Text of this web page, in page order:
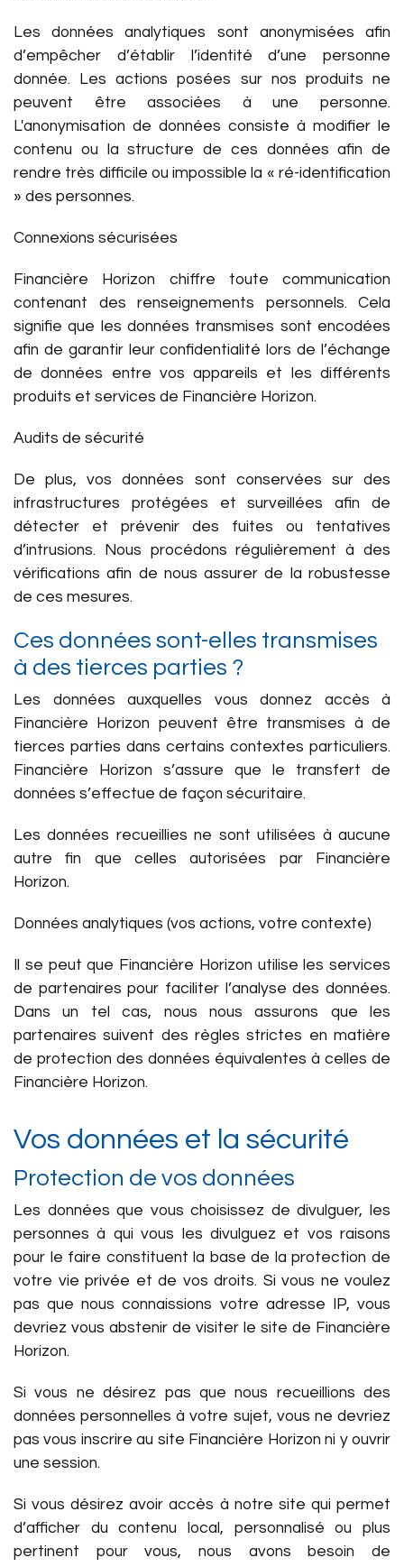
Les données analytiques sont anonymisées afin
d’empêcher d’établir l’identité d’une personne
donnée. Les actions posées sur nos produits ne
peuvent être associées à une personne.
L'anonymisation de données consiste à modifier le
contenu ou la structure de ces données afin de
rendre très difficile ou impossible la « ré-identification
» des personnes.
Connexions sécurisées
Financière Horizon chiffre toute communication
contenant des renseignements personnels. Cela
signifie que les données transmises sont encodées
afin de garantir leur confidentialité lors de l’échange
de données entre vos appareils et les différents
produits et services de Financière Horizon.
Audits de sécurité
De plus, vos données sont conservées sur des
infrastructures protégées et surveillées afin de
détecter et prévenir des fuites ou tentatives
d’intrusions. Nous procédons régulièrement à des
vérifications afin de nous assurer de la robustesse
de ces mesures.
Ces données sont-elles transmises
à des tierces parties ?
Les données auxquelles vous donnez accès à
Financière Horizon peuvent être transmises à de
tierces parties dans certains contextes particuliers.
Financière Horizon s’assure que le transfert de
données s’effectue de façon sécuritaire.
Les données recueillies ne sont utilisées à aucune
autre fin que celles autorisées par Financière
Horizon.
Données analytiques (vos actions, votre contexte)
Il se peut que Financière Horizon utilise les services
de partenaires pour faciliter l’analyse des données.
Dans un tel cas, nous nous assurons que les
partenaires suivent des règles strictes en matière
de protection des données équivalentes à celles de
Financière Horizon.
Vos données et la sécurité
Protection de vos données
Les données que vous choisissez de divulguer, les
personnes à qui vous les divulguez et vos raisons
pour le faire constituent la base de la protection de
votre vie privée et de vos droits. Si vous ne voulez
pas que nous connaissions votre adresse IP, vous
devriez vous abstenir de visiter le site de Financière
Horizon.
Si vous ne désirez pas que nous recueillions des
données personnelles à votre sujet, vous ne devriez
pas vous inscrire au site Financière Horizon ni y ouvrir
une session.
Si vous désirez avoir accès à notre site qui permet
d’afficher du contenu local, personnalisé ou plus
pertinent pour vous, nous avons besoin de